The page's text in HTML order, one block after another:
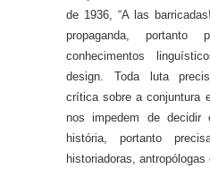
de 1936, “A las
propaganda,
conhecimentos
design. Toda luta
crítica sobre a conjuntura
nos impedem de decidir
história, portanto
historiadoras,